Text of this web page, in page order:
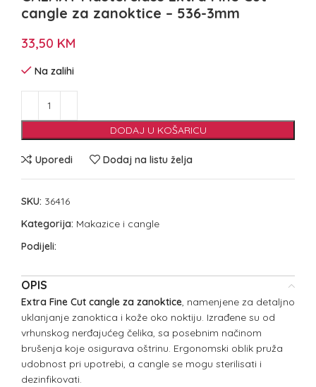
cangle za zanoktice – 536-3mm
33,50 KM
Na zalihi
DODAJ U KOŠARICU
Uporedi Dodaj na listu želja
SKU: 36416
Kategorija: Makazice i cangle
Podijeli:
OPIS
Extra Fine Cut cangle za zanoktice, namenjene za detaljno
uklanjanje zanoktica i kože oko noktiju. Izrađene su od
vrhunskog nerđajućeg čelika, sa posebnim načinom
brušenja koje osigurava oštrinu. Ergonomski oblik pruža
udobnost pri upotrebi, a cangle se mogu sterilisati i
dezinfikovati.